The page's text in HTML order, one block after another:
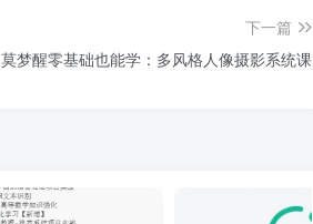
下一篇
莫梦醒零基础也能学：多风格人像摄影系统课